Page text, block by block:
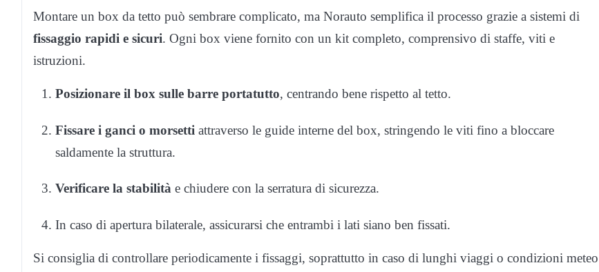
Montare un box da tetto può sembrare complicato, ma Norauto semplifica il processo grazie a sistemi di
fissaggio rapidi e sicuri. Ogni box viene fornito con un kit completo, comprensivo di staffe, viti e
istruzioni.
Posizionare il box sulle barre portatutto, centrando bene rispetto al tetto.
Fissare i ganci o morsetti attraverso le guide interne del box, stringendo le viti fino a bloccare
saldamente la struttura.
Verificare la stabilità e chiudere con la serratura di sicurezza.
In caso di apertura bilaterale, assicurarsi che entrambi i lati siano ben fissati.
Si consiglia di controllare periodicamente i fissaggi, soprattutto in caso di lunghi viaggi o condizioni meteo